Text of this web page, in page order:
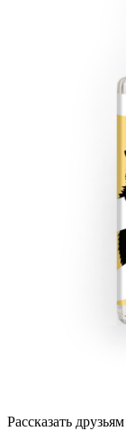
Рассказать друзьям